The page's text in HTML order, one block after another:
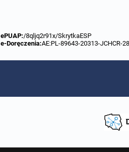
ePUAP:/8qljq2r91x/SkrytkaESP
e-Doręczenia:AE:PL-89643-20313-JCHCR-28